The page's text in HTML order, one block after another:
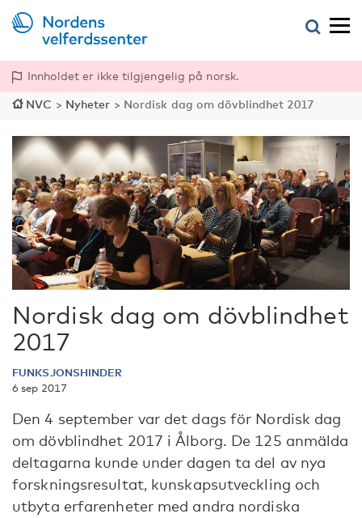
Innholdet er ikke tilgjengelig på norsk.
NVC > Nyheter > Nordisk dag om dövblindhet 2017
Nordisk dag om dövblindhet
2017
FUNKSJONSHINDER
6 sep 2017
Den 4 september var det dags för Nordisk dag
om dövblindhet 2017 i Ålborg. De 125 anmälda
deltagarna kunde under dagen ta del av nya
forskningsresultat, kunskapsutveckling och
utbyta erfarenheter med andra nordiska